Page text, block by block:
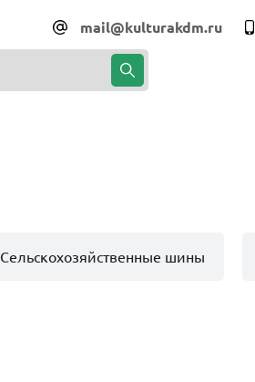
mail@kulturakdm.ru
Сельскохозяйственные шины